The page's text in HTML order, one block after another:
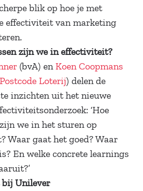
blik op hoe je met
effectiviteit van marketing
zijn we in effectiviteit?
(bvA) enKoen Coopmans
Loterij) delen de
inzichten uit het nieuwe
‘Hoe
we in het sturen op
Waar gaat het goed? Waar
En welke concrete learnings
Unilever